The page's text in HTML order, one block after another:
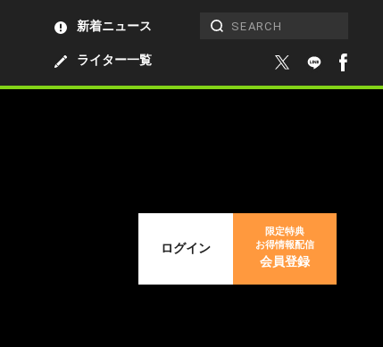
ライター一覧
新着ニュース
ログイン
限定特典
お得情報配信
会員登録